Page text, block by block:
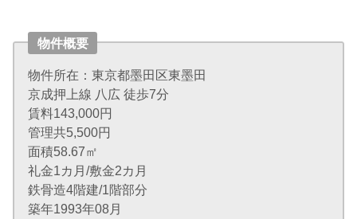
物件概要
物件所在：東京都墨田区東墨田
京成押上線 八広 徒歩7分
賃料143,000円
管理共5,500円
面積58.67㎡
礼金1カ月/敷金2カ月
鉄骨造4階建/1階部分
築年1993年08月